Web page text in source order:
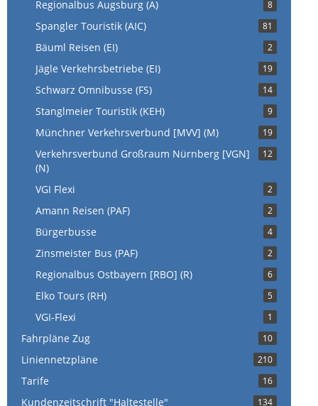
Regionalbus Augsburg (A) 8
Spangler Touristik (AIC) 81
Bäuml Reisen (EI) 2
Jägle Verkehrsbetriebe (EI) 19
Schwarz Omnibusse (FS) 14
Stanglmeier Touristik (KEH) 9
Münchner Verkehrsverbund [MVV] (M) 19
Verkehrsverbund Großraum Nürnberg [VGN]
(N)
12
VGI Flexi 2
Amann Reisen (PAF) 2
Bürgerbusse 4
Zinsmeister Bus (PAF) 2
Regionalbus Ostbayern [RBO] (R) 6
Elko Tours (RH) 5
VGI-Flexi 1
Fahrpläne Zug 10
Liniennetzpläne 210
Tarife 16
Kundenzeitschrift "Haltestelle" 134